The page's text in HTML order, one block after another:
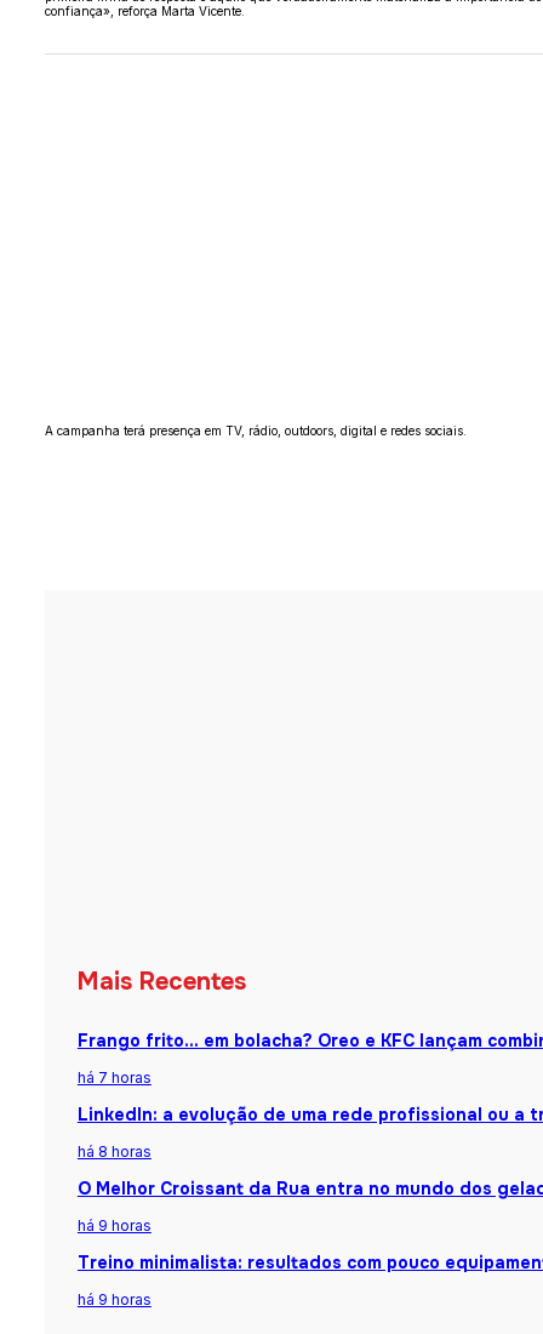
confiança», reforça Marta Vicente.
A campanha terá presença em TV, rádio, outdoors, digital e redes sociais.
Mais Recentes
Frango frito… em bolacha? Oreo e KFC lançam
há 7 horas
LinkedIn: a evolução de uma rede profissional ou a
há 8 horas
O Melhor Croissant da Rua entra no mundo dos
há 9 horas
Treino minimalista: resultados com pouco
há 9 horas